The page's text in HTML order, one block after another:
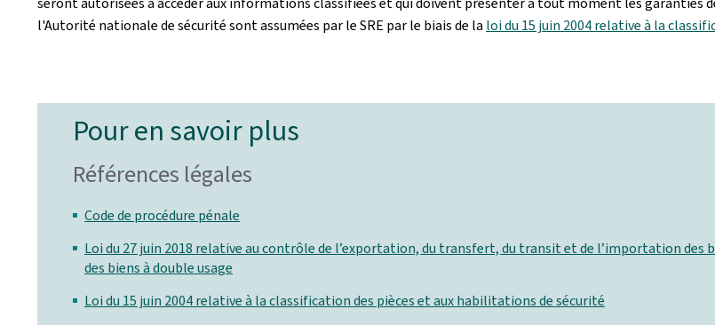
l'Autorité nationale de sécurité sont assumées par le SRE par le biais de la loi du 15 juin 2004 relative à la
Pour en savoir plus
Références légales
Code de procédure pénale
Loi du 27 juin 2018 relative au contrôle de l’exportation, du transfert, du transit et de l’importation
des biens à double usage
Loi du 15 juin 2004 relative à la classification des pièces et aux habilitations de sécurité